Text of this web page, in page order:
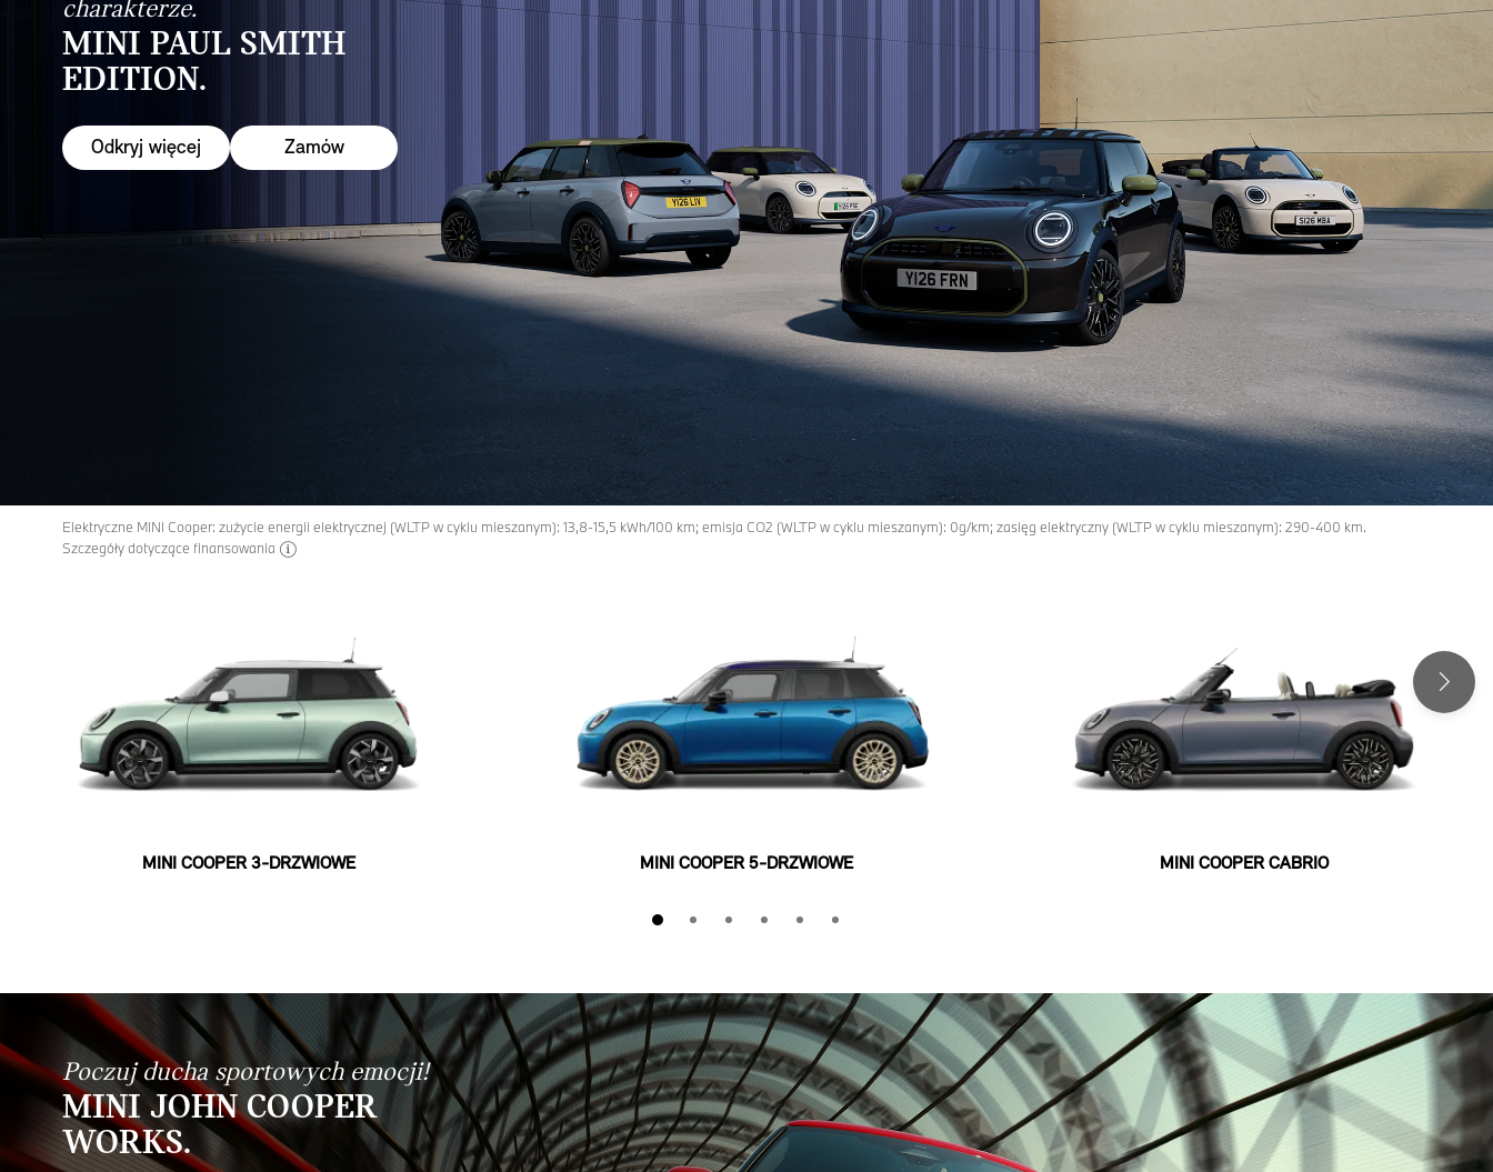
charakterze.
MINI PAUL SMITH
EDITION.
Odkryj więcej Zamów
Elektryczne MINI Cooper: zużycie energii elektrycznej (WLTP w cyklu mieszanym): 13,8-15,5 kWh/100 km; emisja CO2 (WLTP w cyklu mieszanym): 0g/km; zasięg elektryczny (WLTP w cyklu mieszanym): 290-400 km.
Szczegóły dotyczące finansowania
disclaimer
MINI COOPER 3-DRZWIOWE MINI COOPER 5-DRZWIOWE MINI COOPER CABRIO
Poczuj ducha sportowych emocji!
MINI JOHN COOPER
WORKS.